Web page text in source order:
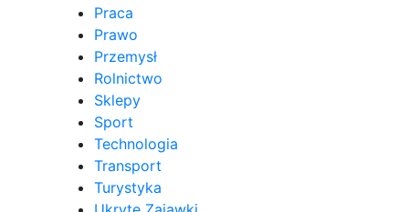
Praca
Prawo
Przemysł
Rolnictwo
Sklepy
Sport
Technologia
Transport
Turystyka